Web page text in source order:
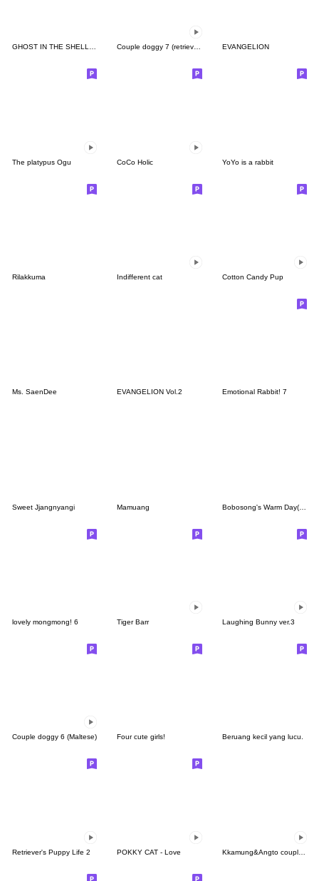
GHOST IN THE SHELL STAND ALONE COMPLEX Couple doggy 7 (retriever) EVANGELION
The platypus Ogu CoCo Holic YoYo is a rabbit
Rilakkuma Indifferent cat Cotton Candy Pup
Ms. SaenDee EVANGELION Vol.2 Emotional Rabbit! 7
Sweet Jjangnyangi Mamuang Bobosong's Warm Day(KR&JP)
lovely mongmong! 6 Tiger Barr Laughing Bunny ver.3
Couple doggy 6 (Maltese) Four cute girls! Beruang kecil yang lucu.
Retriever's Puppy Life 2 POKKY CAT - Love Kkamung&Angto couple10(Angto ver.)